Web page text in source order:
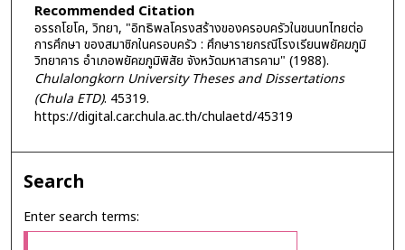
Recommended Citation
อรรถโยโค, วิทยา, "อิทธิพลโครงสร้างของครอบครัวในชนบทไทยต่อ
การศึกษา ของสมาชิกในครอบครัว : ศึกษารายกรณีโรงเรียนพยัคฆภูมิ
วิทยาคาร อำเภอพยัคฆภูมิพิสัย จังหวัดมหาสารคาม" (1988).
Chulalongkorn University Theses and Dissertations
(Chula ETD). 45319.
https://digital.car.chula.ac.th/chulaetd/45319
Search
Enter search terms: